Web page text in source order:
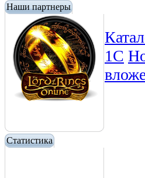
Наши партнеры
Статистика
1С